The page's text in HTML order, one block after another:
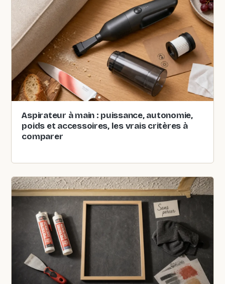
Aspirateur à main : puissance, autonomie,
poids et accessoires, les vrais critères à
comparer